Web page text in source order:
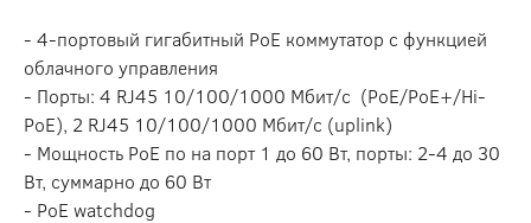
- 4-портовый гигабитный PoE коммутатор с функцией
облачного управления
- Порты: 4 RJ45 10/100/1000 Мбит/с (PoE/PoE+/Hi-
PoE), 2 RJ45 10/100/1000 Мбит/с (uplink)
- Мощность PoE по на порт 1 до 60 Вт, порты: 2-4 до 30
Вт, суммарно до 60 Вт
- PoE watchdog